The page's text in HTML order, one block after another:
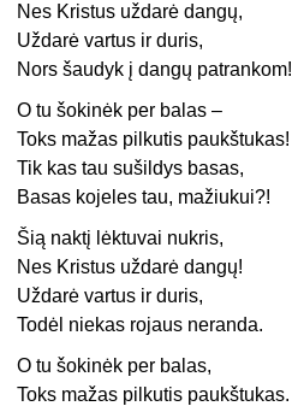
Nes Kristus uždarė dangų,
Uždarė vartus ir duris,
Nors šaudyk į dangų patrankom!
O tu šokinėk per balas –
Toks mažas pilkutis paukštukas!
Tik kas tau sušildys basas,
Basas kojeles tau, mažiukui?!
Šią naktį lėktuvai nukris,
Nes Kristus uždarė dangų!
Uždarė vartus ir duris,
Todėl niekas rojaus neranda.
O tu šokinėk per balas,
Toks mažas pilkutis paukštukas.